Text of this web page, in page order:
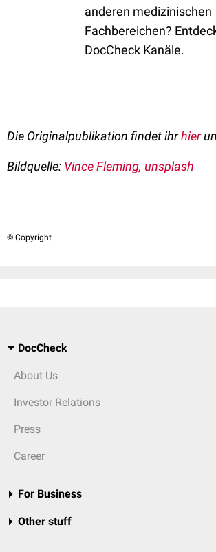
anderen medizinischen
Fachbereichen?
DocCheck Kanäle.
Die Originalpublikation findet ihrhier
Bildquelle: Vince Fleming, unsplash
© Copyright
DocCheck
About Us
Investor Relations
Press
Career
For Business
Other stuff